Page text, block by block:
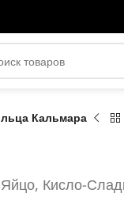
Кальмара
Кисло-